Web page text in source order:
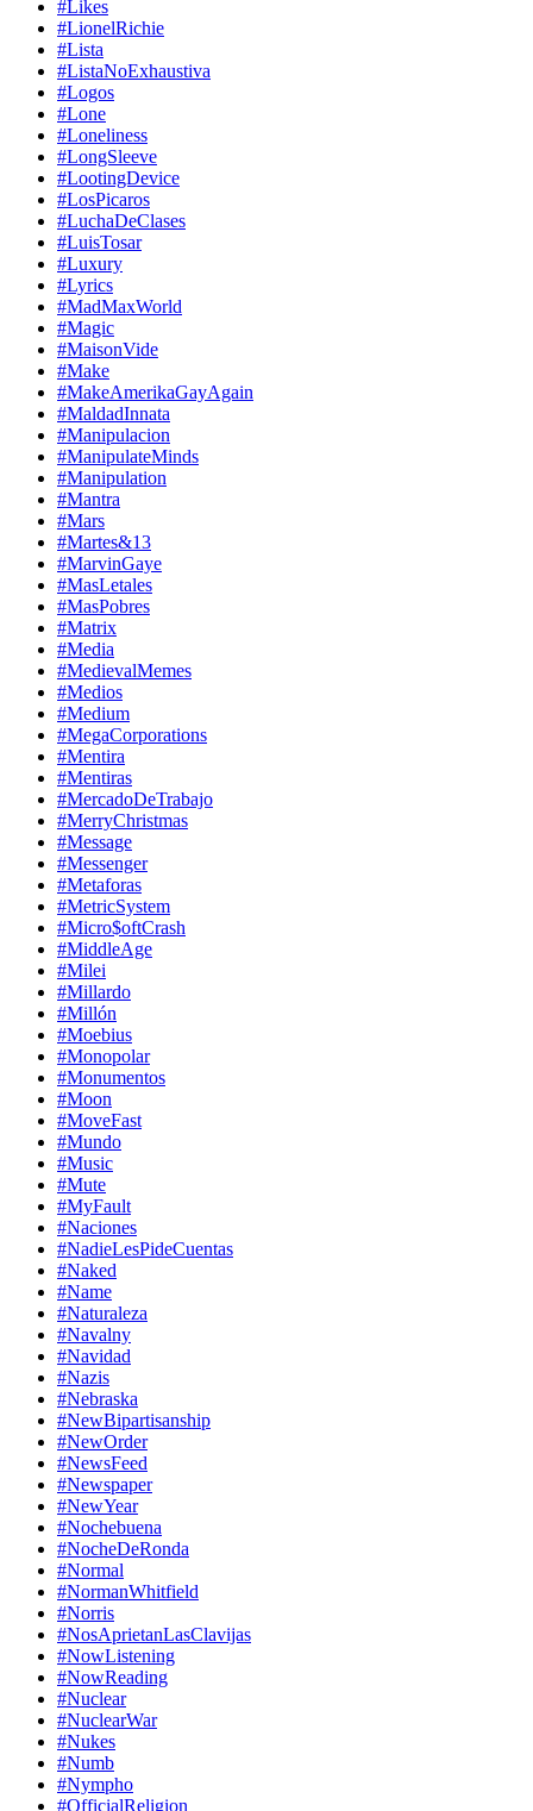
#Likes
#LionelRichie
#Lista
#ListaNoExhaustiva
#Logos
#Lone
#Loneliness
#LongSleeve
#LootingDevice
#LosPicaros
#LuchaDeClases
#LuisTosar
#Luxury
#Lyrics
#MadMaxWorld
#Magic
#MaisonVide
#Make
#MakeAmerikaGayAgain
#MaldadInnata
#Manipulacion
#ManipulateMinds
#Manipulation
#Mantra
#Mars
#Martes&13
#MarvinGaye
#MasLetales
#MasPobres
#Matrix
#Media
#MedievalMemes
#Medios
#Medium
#MegaCorporations
#Mentira
#Mentiras
#MercadoDeTrabajo
#MerryChristmas
#Message
#Messenger
#Metaforas
#MetricSystem
#Micro$oftCrash
#MiddleAge
#Milei
#Millardo
#Millón
#Moebius
#Monopolar
#Monumentos
#Moon
#MoveFast
#Mundo
#Music
#Mute
#MyFault
#Naciones
#NadieLesPideCuentas
#Naked
#Name
#Naturaleza
#Navalny
#Navidad
#Nazis
#Nebraska
#NewBipartisanship
#NewOrder
#NewsFeed
#Newspaper
#NewYear
#Nochebuena
#NocheDeRonda
#Normal
#NormanWhitfield
#Norris
#NosAprietanLasClavijas
#NowListening
#NowReading
#Nuclear
#NuclearWar
#Nukes
#Numb
#Nympho
#OfficialReligion